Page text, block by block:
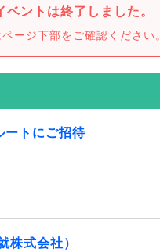
ベントは終了しました。
ージ下部をご確認ください。
ートにご招待
株式会社）